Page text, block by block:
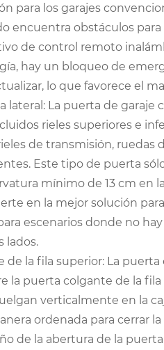
para los garajes
encuentra obstáculos
de control remoto
hay un bloqueo de
lo que favorece el
lateral‌: La puerta de
rieles superiores e
de transmisión, ruedas
Este tipo de puerta
mínimo de 13 cm en
en la mejor solución
escenarios donde no
lados.
de la fila superior‌: La
la puerta colgante de la
verticalmente en la
ordenada para cerrar
de la abertura de la